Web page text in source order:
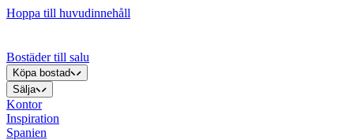
Hoppa till huvudinnehåll
Bostäder till salu
Köpa bostad
Sälja
Kontor
Inspiration
Spanien